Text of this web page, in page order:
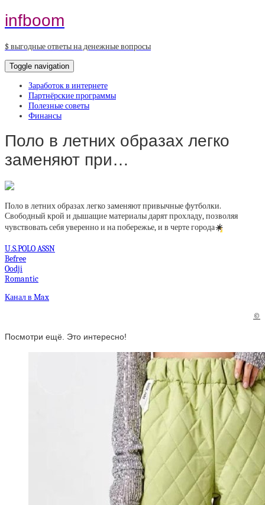
infboom
$ выгодные ответы на денежные вопросы
Toggle navigation
Заработок в интернете
Партнёрские программы
Полезные советы
Финансы
Поло в летних образах легко
заменяют при…
Поло в летних образах легко заменяют привычные футболки.
Свободный крой и дышащие материалы дарят прохладу, позволяя
чувствовать себя уверенно и на побережье, и в черте города☀️
U.S.POLO ASSN
Befree
Oodji
Romantic
Канал в Max
©
Посмотри ещё. Это интересно!